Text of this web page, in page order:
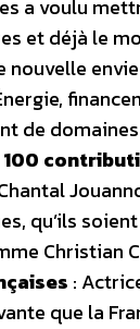
a voulu
et déjà le
nouvelle
de
100
qu’ils
Christian
:
que la